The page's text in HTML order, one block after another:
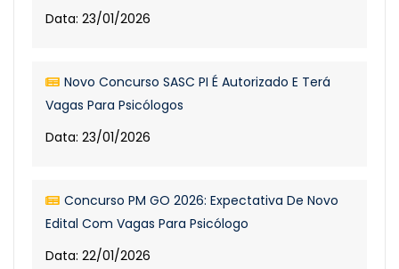
Data: 23/01/2026
Novo Concurso SASC PI É Autorizado E Terá
Vagas Para Psicólogos
Data: 23/01/2026
Concurso PM GO 2026: Expectativa De Novo
Edital Com Vagas Para Psicólogo
Data: 22/01/2026